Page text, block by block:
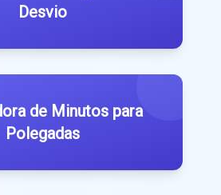
Desvio
de Minutos para
Polegadas